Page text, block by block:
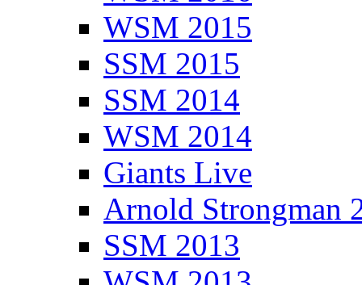
WSM 2015
SSM 2015
SSM 2014
WSM 2014
Giants Live
Arnold Strongman
SSM 2013